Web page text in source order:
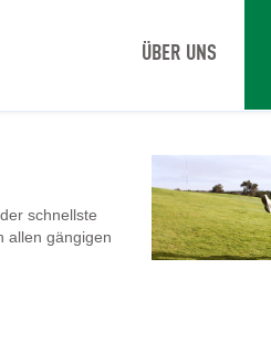
ÜBER UNS
schnellste
allen gängigen